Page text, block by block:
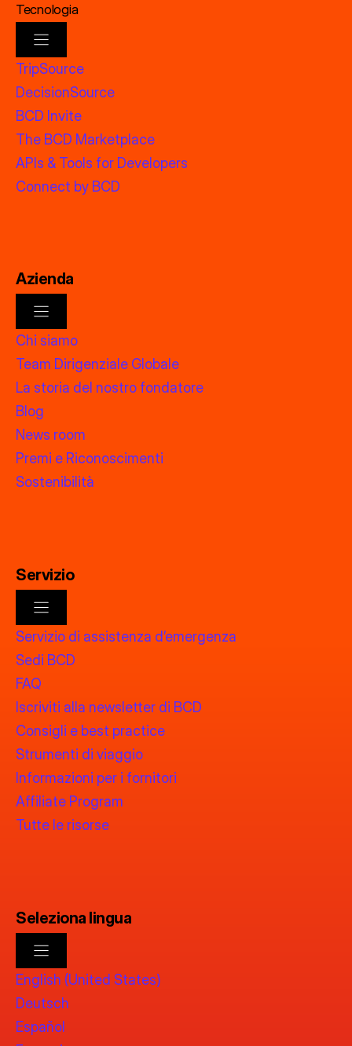
Tecnologia
TripSource
DecisionSource
BCD Invite
The BCD Marketplace
APIs & Tools for Developers
Connect by BCD
Azienda
Chi siamo
Team Dirigenziale Globale
La storia del nostro fondatore
Blog
News room
Premi e Riconoscimenti
Sostenibilità
Servizio
Servizio di assistenza d’emergenza
Sedi BCD
FAQ
Iscriviti alla newsletter di BCD
Consigli e best practice
Strumenti di viaggio
Informazioni per i fornitori
Affiliate Program
Tutte le risorse
Seleziona lingua
English (United States)
Deutsch
Español